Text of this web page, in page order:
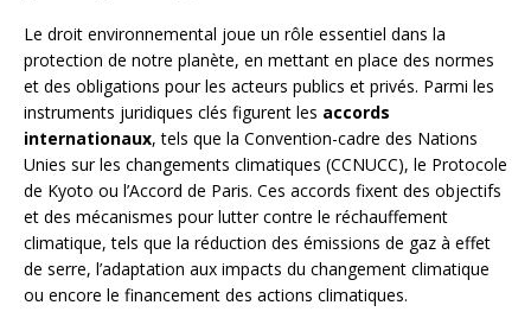
Le droit environnemental joue un rôle essentiel dans la
protection de notre planète, en mettant en place des normes
et des obligations pour les acteurs publics et privés. Parmi les
instruments juridiques clés figurent les accords
internationaux, tels que la Convention-cadre des Nations
Unies sur les changements climatiques (CCNUCC), le Protocole
de Kyoto ou l’Accord de Paris. Ces accords fixent des objectifs
et des mécanismes pour lutter contre le réchauffement
climatique, tels que la réduction des émissions de gaz à effet
de serre, l’adaptation aux impacts du changement climatique
ou encore le financement des actions climatiques.